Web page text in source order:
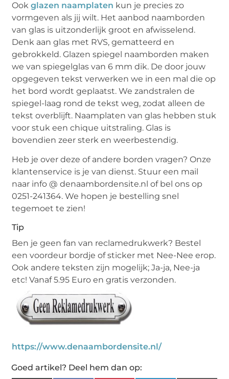
Ookglazen naamplaten kun je precies zo
vormgeven als jij wilt. Het aanbod naamborden
van glas is uitzonderlijk groot en afwisselend.
Denk aan glas met RVS, gematteerd en
gebrokkeld. Glazen spiegel naamborden maken
we van spiegelglas van 6 mm dik. De door jouw
opgegeven tekst verwerken we in een mal die op
het bord wordt geplaatst. We zandstralen de
spiegel-laag rond de tekst weg, zodat alleen de
tekst overblijft. Naamplaten van glas hebben stuk
voor stuk een chique uitstraling. Glas is
bovendien zeer sterk en weerbestendig.
Heb je over deze of andere borden vragen? Onze
klantenservice is je van dienst. Stuur een mail
naar info @ denaambordensite.nl of bel ons op
0251-241364. We hopen je bestelling snel
tegemoet te zien!
Tip
Ben je geen fan van reclamedrukwerk? Bestel
een voordeur bordje of sticker met Nee-Nee erop.
Ook andere teksten zijn mogelijk; Ja-ja, Nee-ja
etc! Vanaf 5.95 Euro en gratis verzonden.
https://www.denaambordensite.nl/
Goed artikel? Deel hem dan op: